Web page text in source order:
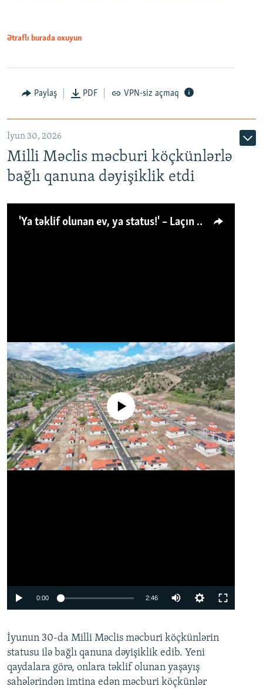
Ətraflı burada oxuyun
Paylaş PDF VPN-siz açmaq
İyun 30, 2026
Milli Məclis məcburi köçkünlərlə
bağlı qanuna dəyişiklik etdi
'Ya təklif olunan ev, ya status!' – Laçın köçkünü: 'Laçından başqa heç hara!'
No media source currently available
0:00 2:46
360p
480p
720p
İyunun 30-da Milli Məclis məcburi köçkünlərin
statusu ilə bağlı qanuna dəyişiklik edib. Yeni
qaydalara görə, onlara təklif olunan yaşayış
sahələrindən imtina edən məcburi köçkünlər